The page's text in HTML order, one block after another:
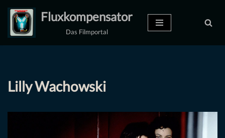
Zum
Inhalt
Fluxkompensator
Das Filmportal
Lilly Wachowski